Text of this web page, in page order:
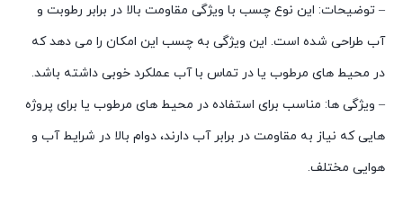
– توضیحات: این نوع چسب با ویژگی مقاومت بالا در برابر رطوبت و
آب طراحی شده است. این ویژگی به چسب این امکان را می دهد که
در محیط های مرطوب یا در تماس با آب عملکرد خوبی داشته باشد.
– ویژگی ها: مناسب برای استفاده در محیط های مرطوب یا برای پروژه
هایی که نیاز به مقاومت در برابر آب دارند، دوام بالا در شرایط آب و
هوایی مختلف.